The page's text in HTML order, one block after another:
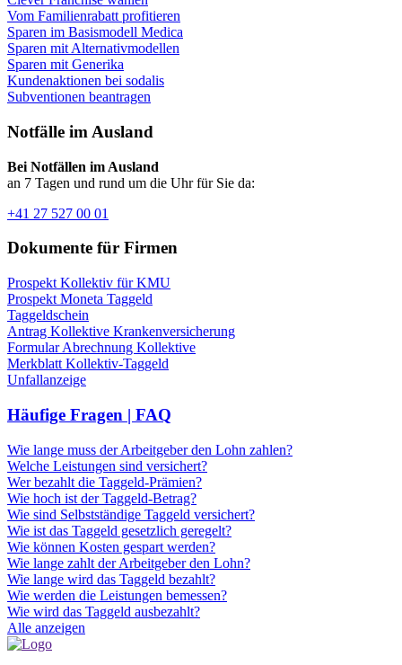
Vom Familienrabatt profitieren
Sparen im Basismodell Medica
Sparen mit Alternativmodellen
Sparen mit Generika
Kundenaktionen bei sodalis
Subventionen beantragen
Notfälle im Ausland
Bei Notfällen im Ausland
an 7 Tagen und rund um die Uhr für Sie da:
+41 27 527 00 01
Dokumente für Firmen
Prospekt Kollektiv für KMU
Prospekt Moneta Taggeld
Taggeldschein
Antrag Kollektive Krankenversicherung
Formular Abrechnung Kollektive
Merkblatt Kollektiv-Taggeld
Unfallanzeige
Häufige Fragen | FAQ
Wie lange muss der Arbeitgeber den Lohn zahlen?
Welche Leistungen sind versichert?
Wer bezahlt die Taggeld-Prämien?
Wie hoch ist der Taggeld-Betrag?
Wie sind Selbstständige Taggeld versichert?
Wie ist das Taggeld gesetzlich geregelt?
Wie können Kosten gespart werden?
Wie lange zahlt der Arbeitgeber den Lohn?
Wie lange wird das Taggeld bezahlt?
Wie werden die Leistungen bemessen?
Wie wird das Taggeld ausbezahlt?
Alle anzeigen